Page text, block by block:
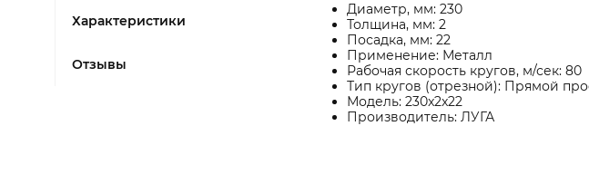
Характеристики
Отзывы
Диаметр, мм: 230
Толщина, мм: 2
Посадка, мм: 22
Применение: Металл
Рабочая скорость кругов, м/сек: 80
Тип кругов (отрезной): Прямой
Модель: 230x2x22
Производитель: ЛУГА